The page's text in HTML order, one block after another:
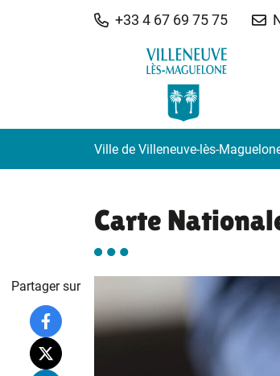
+33 4 67 69 75 75
Ville de Villeneuve-lès-
Carte
Partager sur